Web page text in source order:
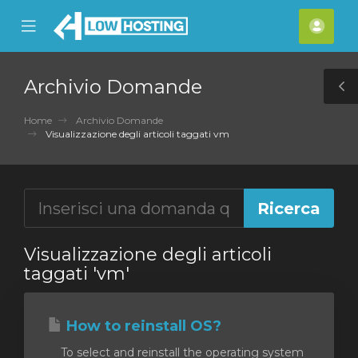
Mobile
Menu
Archivio Domande
Home
Archivio Domande
Visualizzazione degli articoli taggati vm
Visualizzazione degli articoli
taggati 'vm'
How to reinstall OS?
To select and reinstall the operating system